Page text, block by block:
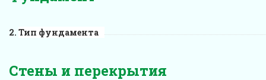
Тип фундамента
Стены и перекрытия